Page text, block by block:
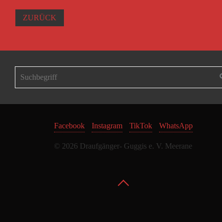
ZURÜCK
Facebook Instagram TikTok WhatsApp
© 2026 Draufgänger- Guggis e. V. Meerane